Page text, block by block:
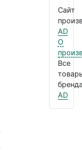
Сайт
AD
О
Все
AD